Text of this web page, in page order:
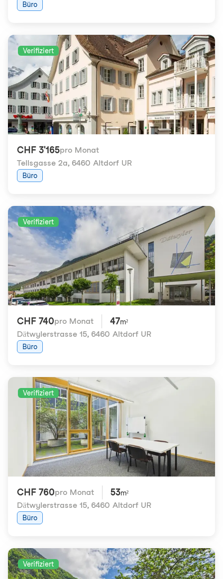
Büro
Verifiziert
CHF 3'165pro Monat
Tellsgasse 2a, 6460 Altdorf UR
Büro
Verifiziert
CHF 740pro Monat 47m²
Dätwylerstrasse 15, 6460 Altdorf UR
Büro
Verifiziert
CHF 760pro Monat 53m²
Dätwylerstrasse 15, 6460 Altdorf UR
Büro
Verifiziert